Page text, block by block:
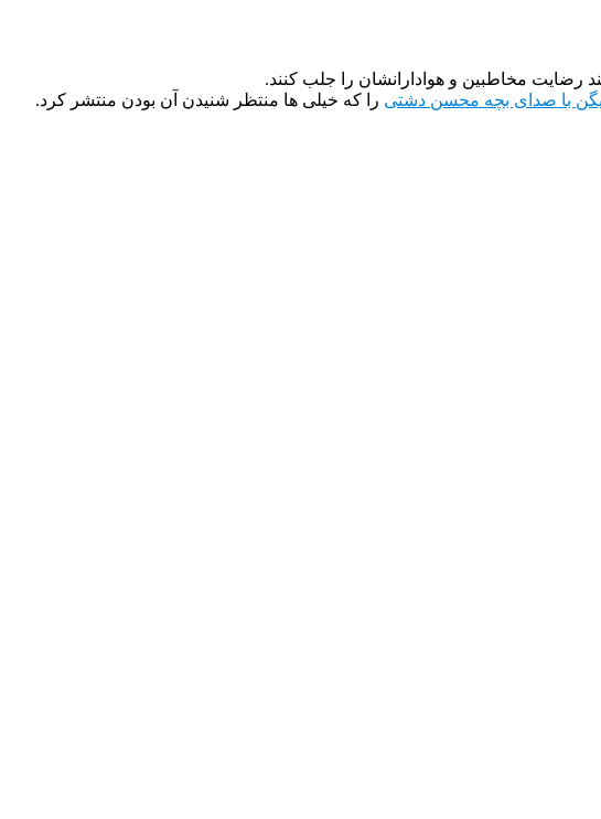
رضایت مخاطبین و هوادارانشان را جلب کنند.
میگن با صدای بچه محسن دشتی را که خیلی ها منتظر شنیدن آن بودن منتشر کرد.